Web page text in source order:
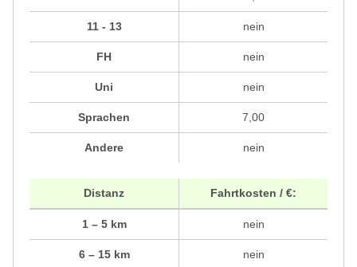
11 - 13
FH
Uni
Sprachen
Andere
nein
nein
nein
7,00
nein
Distanz
1 – 5 km
6 – 15 km
Fahrtkosten / €:
nein
nein